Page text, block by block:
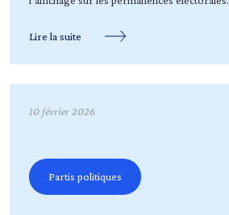
Lire la suite
10 février 2026
Partis politiques